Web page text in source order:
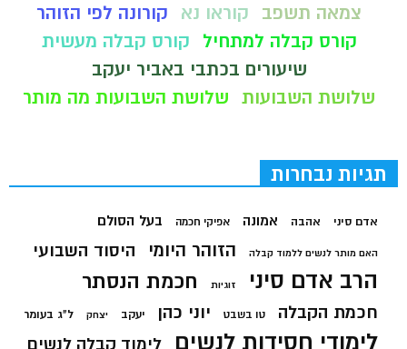
צמאה תשפב
קוראו נא
קורונה לפי הזוהר
קורס קבלה למתחיל
קורס קבלה מעשית
שיעורים בכתבי באביר יעקב
שלושת השבועות שלושת השבועות מה מותר
תגיות נבחרות
אדם סיני אהבה אמונה אפיקי חכמה בעל הסולם
האם מותר לנשים ללמוד קבלה הזוהר היומי היסוד השבועי
הרב אדם סיני זוגיות חכמת הנסתר
חכמת הקבלה טו בשבט יוני כהן יעקב יצחק ל"ג בעומר
לימודי חסידות לנשים לימוד קבלה לנשים